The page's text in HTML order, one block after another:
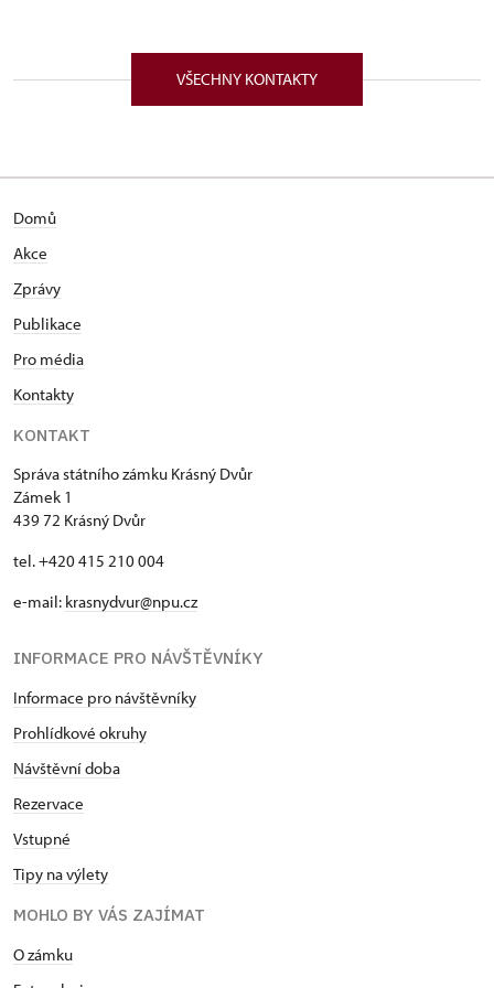
VŠECHNY KONTAKTY
Domů
Akce
Zprávy
Publikace
Pro média
Kontakty
KONTAKT
Správa státního zámku Krásný Dvůr
Zámek 1
439 72 Krásný Dvůr
tel. +420 415 210 004
e-mail: krasnydvur@npu.cz
INFORMACE PRO NÁVŠTĚVNÍKY
Informace pro návštěvníky
Prohlídkové okruhy
Návštěvní doba
Rezervace
Vstupné
Tipy na výlety
MOHLO BY VÁS ZAJÍMAT
O zámku